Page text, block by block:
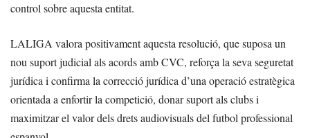
control sobre aquesta entitat.
LALIGA valora positivament aquesta resolució, que suposa un
nou suport judicial als acords amb CVC, reforça la seva seguretat
jurídica i confirma la correcció jurídica d’una operació estratègica
orientada a enfortir la competició, donar suport als clubs i
maximitzar el valor dels drets audiovisuals del futbol professional